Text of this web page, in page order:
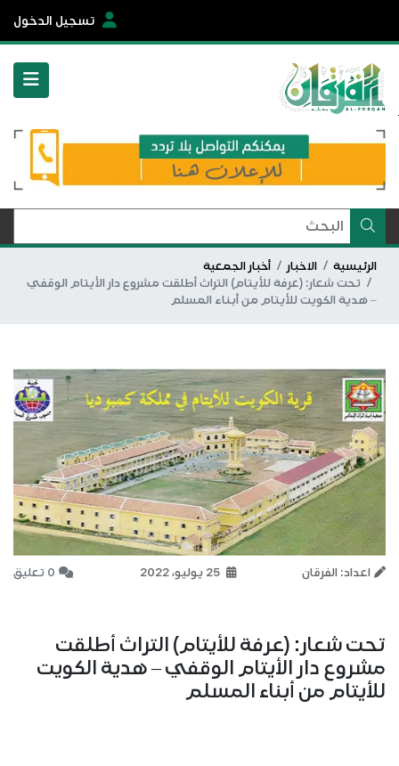
تسجيل الدخول
الرئيسية الاخبار
أخبار الجمعية
تحت شعار: (عرفة للأيتام) التراث أطلقت مشروع دار الأيتام الوقفي
– هدية الكويت للأيتام من أبناء المسلم
اعداد: الفرقان 25 يوليو، 2022 0 تعليق
تحت شعار: (عرفة للأيتام) التراث أطلقت
مشروع دار الأيتام الوقفي – هدية الكويت
للأيتام من أبناء المسلم